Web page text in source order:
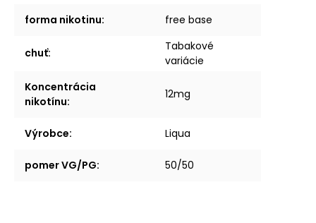
forma nikotinu: free base
chuť:
Tabakové
variácie
Koncentrácia
nikotínu:
12mg
Výrobce: Liqua
pomer VG/PG: 50/50